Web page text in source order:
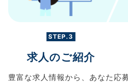
STEP.3
求人のご紹介
豊富な求人情報から、 あなた 応